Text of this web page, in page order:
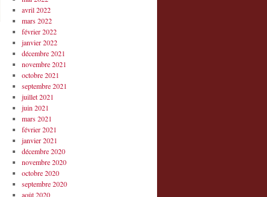
avril 2022
mars 2022
février 2022
janvier 2022
décembre 2021
novembre 2021
octobre 2021
septembre 2021
juillet 2021
juin 2021
mars 2021
février 2021
janvier 2021
décembre 2020
novembre 2020
octobre 2020
septembre 2020
août 2020